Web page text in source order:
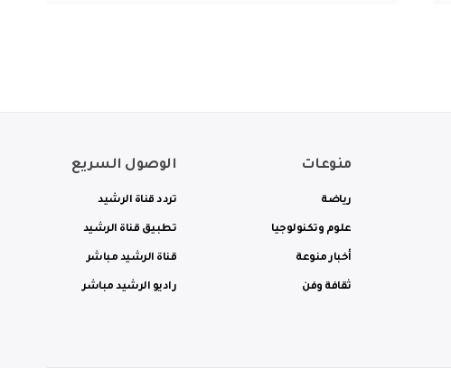
منوعات
رياضة
علوم وتكنولوجيا
أخبار منوعة
ثقافة وفن
الوصول السريع
تردد قناة الرشيد
تطبيق قناة الرشيد
قناة الرشيد مباشر
راديو الرشيد مباشر